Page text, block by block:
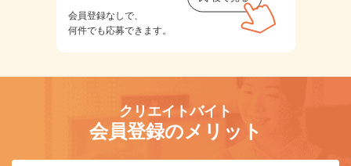
会員登録なしで、
何件でも応募できます。
クリエイトバイト
会員登録のメリット